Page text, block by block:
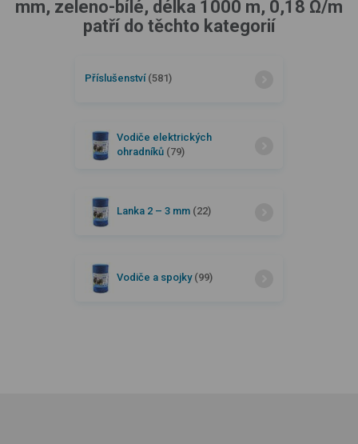
mm, zeleno-bílé, délka 1000 m, 0,18 Ω/m
patří do těchto kategorií
Příslušenství (581)
Vodiče elektrických
ohradníků (79)
Lanka 2 –⁠ 3 mm (22)
Vodiče a spojky (99)